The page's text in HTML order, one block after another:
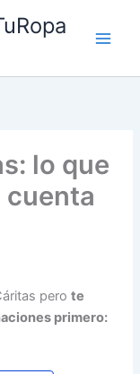
lo que
cuenta
perote
primero: